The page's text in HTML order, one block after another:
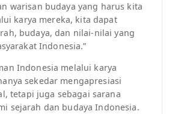
warisan budaya yang harus kita
karya mereka, kita dapat
budaya, dan nilai-nilai yang
Indonesia.”
Indonesia melalui karya
sekedar mengapresiasi
tetapi juga sebagai sarana
sejarah dan budaya Indonesia.